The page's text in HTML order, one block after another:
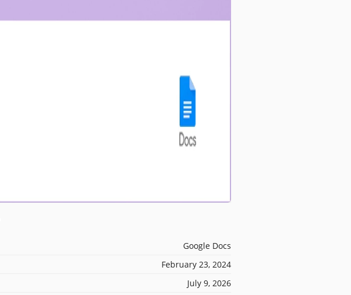
Google Docs
February 23, 2024
July 9, 2026